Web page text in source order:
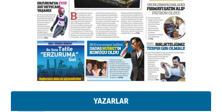
YAZARLAR
26 Mart 2026 Perşembe
Cem Bakırcı
Ardında bıraktığı hatıralarıyla
gönül adamı Faruk Terzioğlu!
13 Mayıs 2026 Çarşamba
Esat BİNDESEN
Başkan Sekmen’den Erzurum’a
bir vizyon proje daha!
02 Ağustos 2026 Pazar